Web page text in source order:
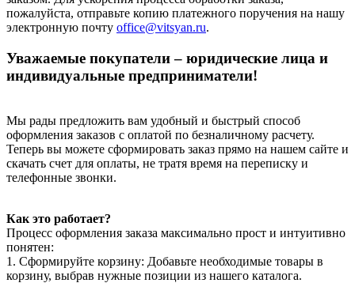
пожалуйста, отправьте копию платежного поручения на нашу
электронную почту office@vitsyan.ru.
Уважаемые покупатели – юридические лица и
индивидуальные предприниматели!
Мы рады предложить вам удобный и быстрый способ
оформления заказов с оплатой по безналичному расчету.
Теперь вы можете сформировать заказ прямо на нашем сайте и
скачать счет для оплаты, не тратя время на переписку и
телефонные звонки.
Как это работает?
Процесс оформления заказа максимально прост и интуитивно
понятен:
1. Сформируйте корзину: Добавьте необходимые товары в
корзину, выбрав нужные позиции из нашего каталога.